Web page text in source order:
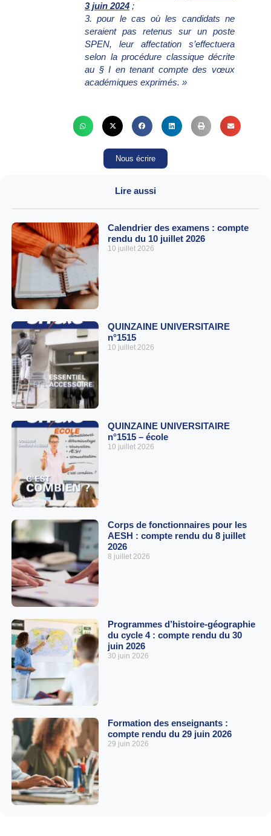
3 juin 2024 ;
3.pour le cas où les candidats ne
seraient pas retenus sur un poste
SPEN, leur affectation s’effectuera
selon la procédure classique décrite
au § I en tenant compte des vœux
académiques exprimés. »
Nous écrire
Lire aussi
Calendrier des examens : compte
rendu du 10 juillet 2026
10 juillet 2026
QUINZAINE UNIVERSITAIRE
n°1515
10 juillet 2026
QUINZAINE UNIVERSITAIRE
n°1515 – école
10 juillet 2026
Corps de fonctionnaires pour les
AESH : compte rendu du 8 juillet
2026
8 juillet 2026
Programmes d’histoire-géographie
du cycle 4 : compte rendu du 30
juin 2026
30 juin 2026
Formation des enseignants :
compte rendu du 29 juin 2026
29 juin 2026